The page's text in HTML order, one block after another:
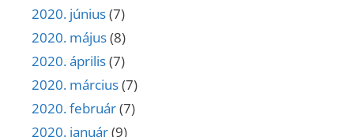
2020. június(7)
2020. május(8)
2020. április(7)
2020. március(7)
2020. február(7)
2020. január(9)